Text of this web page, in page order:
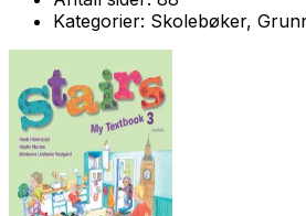
Kategorier: Skolebøker,